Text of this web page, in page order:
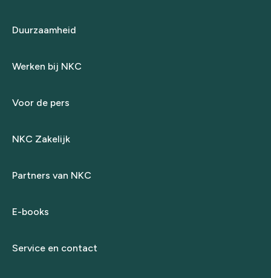
Duurzaamheid
Werken bij NKC
Voor de pers
NKC Zakelijk
Partners van NKC
E-books
Service en contact